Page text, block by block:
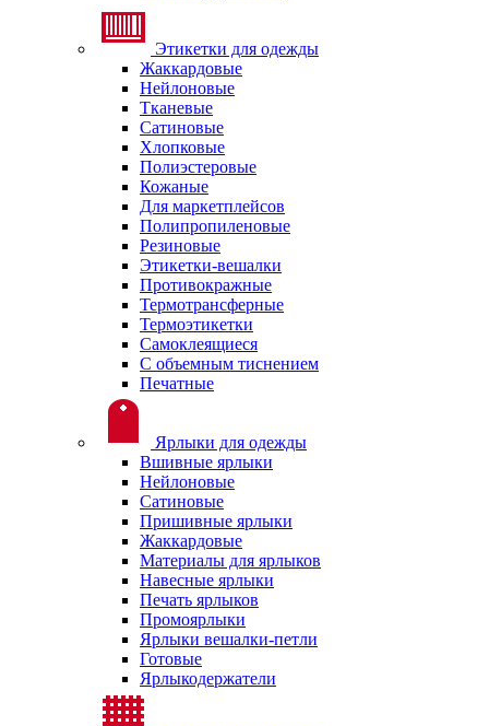
Этикетки для одежды
Жаккардовые
Нейлоновые
Тканевые
Сатиновые
Хлопковые
Полиэстеровые
Кожаные
Для маркетплейсов
Полипропиленовые
Резиновые
Этикетки-вешалки
Противокражные
Термотрансферные
Термоэтикетки
Самоклеящиеся
С объемным тиснением
Печатные
Ярлыки для одежды
Вшивные ярлыки
Нейлоновые
Сатиновые
Пришивные ярлыки
Жаккардовые
Материалы для ярлыков
Навесные ярлыки
Печать ярлыков
Промоярлыки
Ярлыки вешалки-петли
Готовые
Ярлыкодержатели